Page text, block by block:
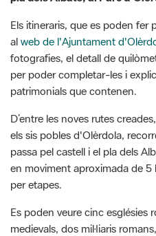
fotografies, el detall de
per poder completar-les i
patrimonials que contenen.
D’entre les noves rutes
els sis pobles d'Olèrdola,
passa pel castell i el pla dels
en moviment aproximada de
per etapes.
Es poden veure cinc esglésies
medievals, dos mil·liaris
seca, el Museu d'Arqueologia
Olèrdola, el Museu de la família
sepultures medievals, forns de